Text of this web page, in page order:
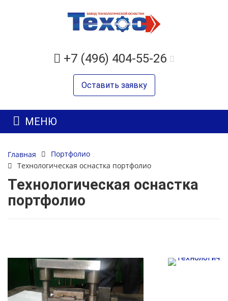
+7 (496) 404-55-26
Оставить заявку
МЕНЮ
Главная
Портфолио
Технологическая оснастка портфолио
Технологическая оснастка
портфолио